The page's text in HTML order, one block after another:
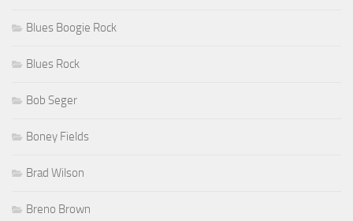
Blues Boogie Rock
Blues Rock
Bob Seger
Boney Fields
Brad Wilson
Breno Brown